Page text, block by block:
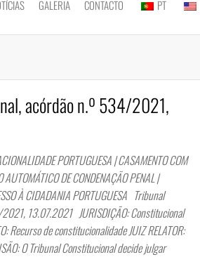
GALERIA CONTACTO PT
acórdão n.º 534/2021,
PORTUGUESA | CASAMENTO COM
DE CONDENAÇÃO PENAL |
À CIDADANIA PORTUGUESA Tribunal
13.07.2021 JURISDIÇÃO: Constitucional
Recurso de constitucionalidade JUIZ RELATOR:
O Tribunal Constitucional decide julgar